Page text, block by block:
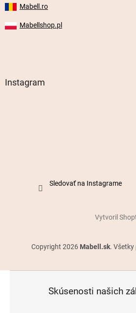
Mabell.ro
Mabellshop.pl
Instagram
Sledovať na Instagrame
Vytvoril
Copyright 2026 Mabell.sk. Všetky
Skúsenosti našich